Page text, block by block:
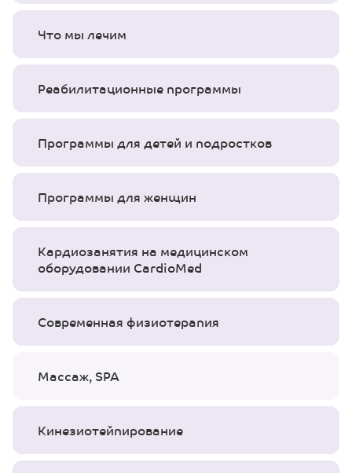
Что мы лечим
Реабилитационные программы
Программы для детей и подростков
Программы для женщин
Кардиозанятия на медицинском
оборудовании CardioMed
Современная физиотерапия
Массаж, SPA
Кинезиотейпирование